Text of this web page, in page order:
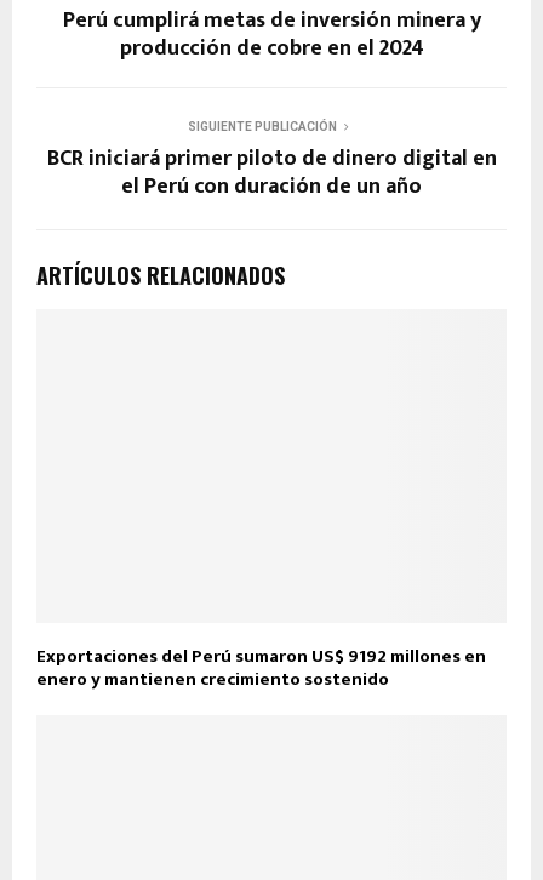
Perú cumplirá metas de inversión minera y
producción de cobre en el 2024
SIGUIENTE PUBLICACIÓN
BCR iniciará primer piloto de dinero digital en
el Perú con duración de un año
ARTÍCULOS RELACIONADOS
Exportaciones del Perú sumaron US$ 9192 millones en
enero y mantienen crecimiento sostenido